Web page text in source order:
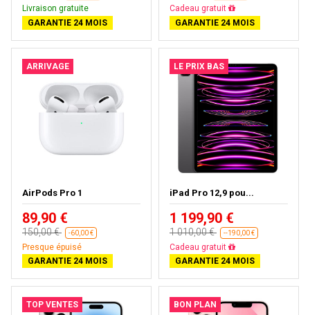
Livraison gratuite
GARANTIE 24 MOIS
Livraison gratuite
GARANTIE 24 MOIS
ARRIVAGE
AirPods Pro 1
89,90 €
150,00 € -60,00 €
Presque épuisé
GARANTIE 24 MOIS
LE PRIX BAS
iPad Pro 12,9 pou...
1 199,90 €
1 010,00 € --190,00 €
Presque épuisé
GARANTIE 24 MOIS
TOP VENTES BON PLAN